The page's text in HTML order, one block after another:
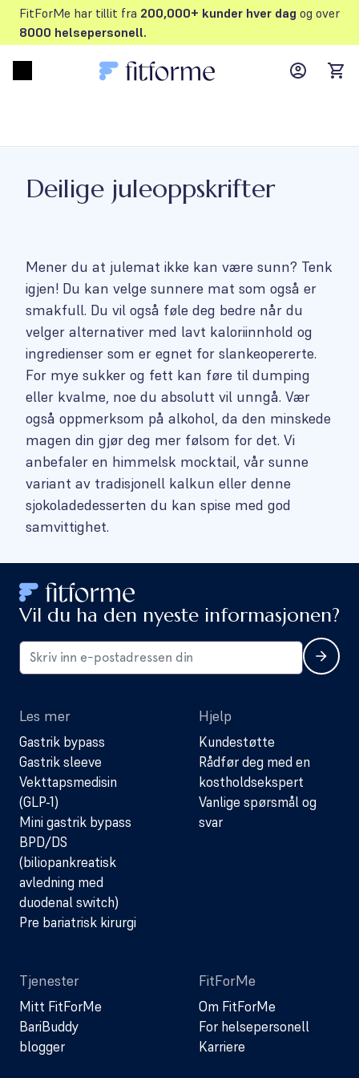
FitForMe har tillit fra 200,000+ kunder hver dag og over
8000 helsepersonell.
MyFFM
Deilige juleoppskrifter
Mener du at julemat ikke kan være sunn? Tenk
igjen! Du kan velge sunnere mat som også er
smakfull. Du vil også føle deg bedre når du
velger alternativer med lavt kaloriinnhold og
ingredienser som er egnet for slankeopererte.
For mye sukker og fett kan føre til dumping
eller kvalme, noe du absolutt vil unngå. Vær
også oppmerksom på alkohol, da den minskede
magen din gjør deg mer følsom for det. Vi
anbefaler en himmelsk mocktail, vår sunne
variant av tradisjonell kalkun eller denne
sjokoladedesserten du kan spise med god
samvittighet.
Vil du ha den nyeste informasjonen?
Les mer
Gastrik bypass
Gastrik sleeve
Vekttapsmedisin
(GLP-1)
Mini gastrik bypass
BPD/DS
(biliopankreatisk
avledning med
duodenal switch)
Pre bariatrisk kirurgi
Hjelp
Kundestøtte
Rådfør deg med en
kostholdsekspert
Vanlige spørsmål og
svar
Tjenester
Mitt FitForMe
BariBuddy
blogger
FitForMe
Om FitForMe
For helsepersonell
Karriere